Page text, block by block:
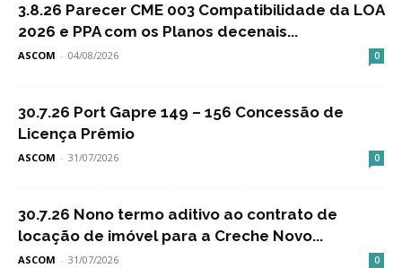
3.8.26 Parecer CME 003 Compatibilidade da LOA
2026 e PPA com os Planos decenais...
ASCOM - 04/08/2026 0
30.7.26 Port Gapre 149 – 156 Concessão de
Licença Prêmio
ASCOM - 31/07/2026 0
30.7.26 Nono termo aditivo ao contrato de
locação de imóvel para a Creche Novo...
ASCOM - 31/07/2026 0